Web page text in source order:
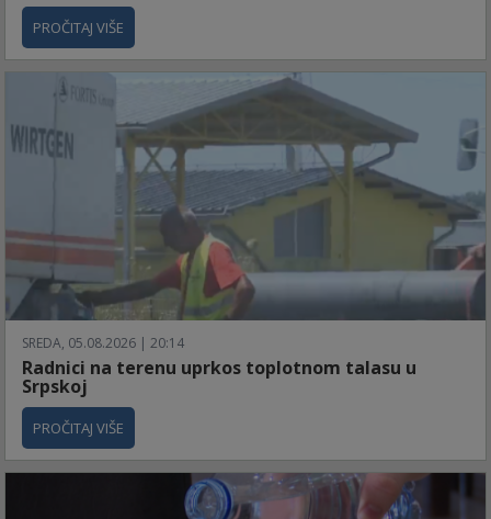
PROČITAJ VIŠE
SREDA, 05.08.2026 | 20:14
Radnici na terenu uprkos toplotnom talasu u
Srpskoj
PROČITAJ VIŠE